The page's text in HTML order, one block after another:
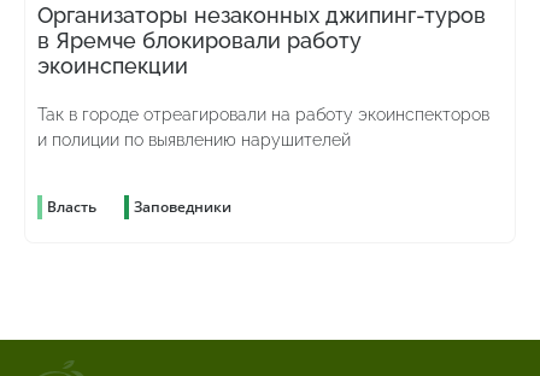
Организаторы незаконных джипинг-туров
в Яремче блокировали работу
экоинспекции
Так в городе отреагировали на работу экоинспекторов
и полиции по выявлению нарушителей
Власть Заповедники